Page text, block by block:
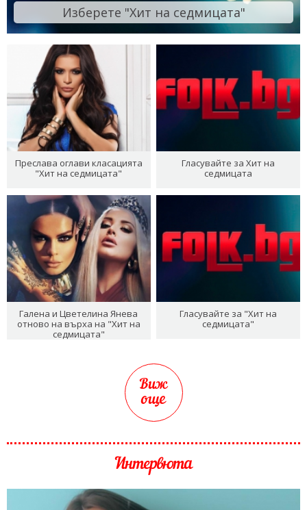
Изберете "Хит на седмицата"
Преслава оглави класацията
"Хит на седмицата"
Гласувайте за Хит на
седмицата
Галена и Цветелина Янева
отново на върха на "Хит на
седмицата"
Гласувайте за "Хит на
седмицата"
Виж
още
Интервюта